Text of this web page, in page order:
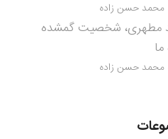
محمد حسن زاده
مطهری، شخصیت گمشده
محمد حسن زاده